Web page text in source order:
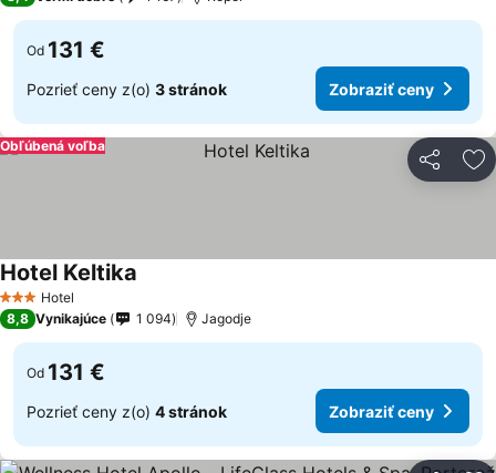
Od 131 €
Pozrieť ceny z(o) 3 stránok Zobraziť ceny
Zdieľať
Obľúbená voľba
3 Počet hviezdičiek
Hotel
Hotel Keltika
8,8 Vynikajúce 1 094 Jagodje
Od 131 €
Pozrieť ceny z(o) 4 stránok Zobraziť ceny